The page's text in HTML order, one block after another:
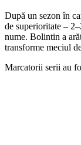
După un sezon în
de superioritate –
nume. Bolintin a
transforme meciul
Marcatorii serii au